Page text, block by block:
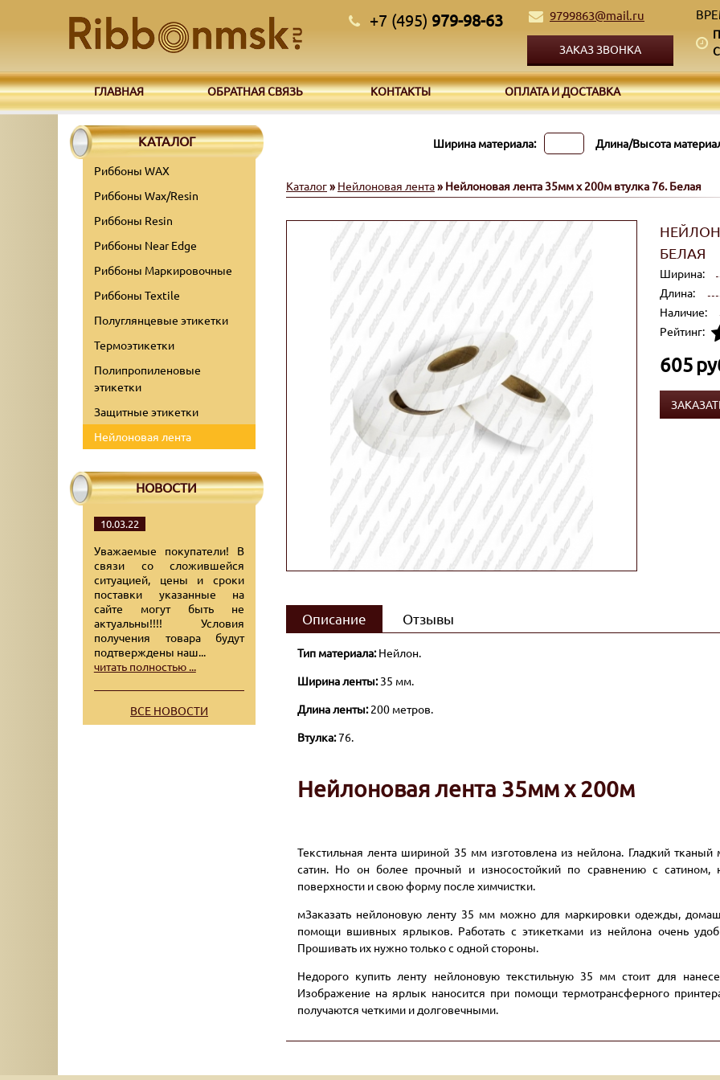
+7 (495) 979-98-63 9799863@mail.ru
ЗАКАЗ ЗВОНКА
ГЛАВНАЯ ОБРАТНАЯ СВЯЗЬ КОНТАКТЫ ОПЛАТА И ДОСТАВКА
КАТАЛОГ
Риббоны WAX
Риббоны Wax/Resin
Риббоны Resin
Риббоны Near Edge
Риббоны Маркировочные
Риббоны Textile
Полуглянцевые этикетки
Термоэтикетки
Полипропиленовые
этикетки
Защитные этикетки
Нейлоновая лента
НОВОСТИ
10.03.22
Уважаемые покупатели! В
связи со сложившейся
ситуацией, цены и сроки
поставки указанные на
сайте могут быть не
актуальны!!!! Условия
получения товара будут
подтверждены наш...
читать полностью ...
ВСЕ НОВОСТИ
Ширина материала: Длина/Высота
Каталог» Нейлоновая лента» Нейлоновая лента 35мм x 200м втулка 76. Белая
БЕЛАЯ
Ширина:
Длина:
Наличие:
Рейтинг:
605
Описание Отзывы
Тип материала:Нейлон.
Ширина ленты:35 мм.
Длина ленты:200 метров.
Втулка:76.
Нейлоновая лента 35мм x 200м
Текстильная лента шириной 35 мм изготовлена из нейлона. Гладкий
сатин. Но он более прочный и износостойкий по сравнению с сатином,
поверхности и свою форму после химчистки.
мЗаказать нейлоновую ленту 35 мм можно для маркировки одежды,
помощи вшивных ярлыков. Работать с этикетками из нейлона очень
Прошивать их нужно только с одной стороны.
Недорого купить ленту нейлоновую текстильную 35 мм стоит для
Изображение на ярлык наносится при помощи термотрансферного
получаются четкими и долговечными.